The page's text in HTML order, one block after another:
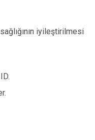
iyileştirilmesi